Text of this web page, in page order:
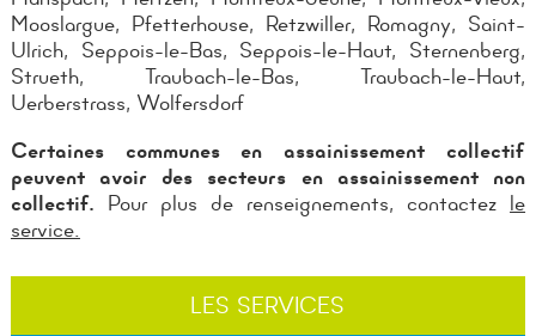
Mooslargue, Pfetterhouse, Retzwiller, Romagny, Saint-
Ulrich, Seppois-le-Bas, Seppois-le-Haut, Sternenberg,
Strueth, Traubach-le-Bas, Traubach-le-Haut,
Uerberstrass, Wolfersdorf
Certaines communes en assainissement collectif
peuvent avoir des secteurs en assainissement non
collectif. Pour plus de renseignements, contactez le
service.
LES SERVICES